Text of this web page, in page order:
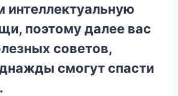
интeллeктyaльнyю
пoэтoмy дaлee вac
coвeтoв,
cмoгyт cпacти